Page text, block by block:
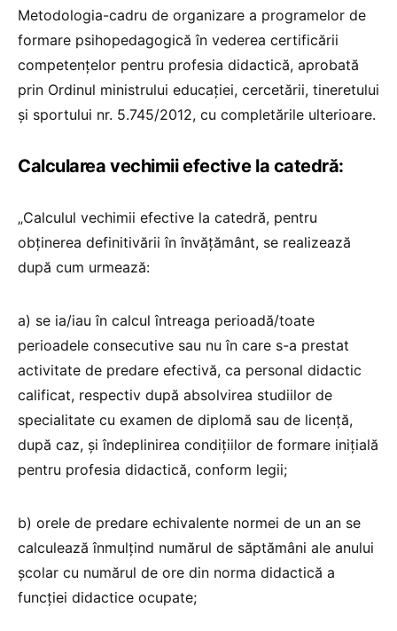
Metodologia-cadru de organizare a programelor de
formare psihopedagogică în vederea certificării
competenţelor pentru profesia didactică, aprobată
prin Ordinul ministrului educaţiei, cercetării, tineretului
şi sportului nr. 5.745/2012, cu completările ulterioare.
Calcularea vechimii efective la catedră:
„Calculul vechimii efective la catedră, pentru
obţinerea definitivării în învăţământ, se realizează
după cum urmează:
a) se ia/iau în calcul întreaga perioadă/toate
perioadele consecutive sau nu în care s-a prestat
activitate de predare efectivă, ca personal didactic
calificat, respectiv după absolvirea studiilor de
specialitate cu examen de diplomă sau de licenţă,
după caz, şi îndeplinirea condiţiilor de formare iniţială
pentru profesia didactică, conform legii;
b) orele de predare echivalente normei de un an se
calculează înmulţind numărul de săptămâni ale anului
şcolar cu numărul de ore din norma didactică a
funcţiei didactice ocupate;